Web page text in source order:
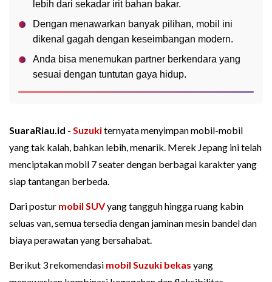
lebih dari sekadar irit bahan bakar.
Dengan menawarkan banyak pilihan, mobil ini
dikenal gagah dengan keseimbangan modern.
Anda bisa menemukan partner berkendara yang
sesuai dengan tuntutan gaya hidup.
SuaraRiau.id - Suzukiternyata menyimpan mobil-mobil
yang tak kalah, bahkan lebih, menarik. Merek Jepang ini telah
menciptakan mobil 7 seater dengan berbagai karakter yang
siap tantangan berbeda.
Dari postur mobil SUVyang tangguh hingga ruang kabin
seluas van, semua tersedia dengan jaminan mesin bandel dan
biaya perawatan yang bersahabat.
Berikut 3 rekomendasi mobil Suzuki bekas yang